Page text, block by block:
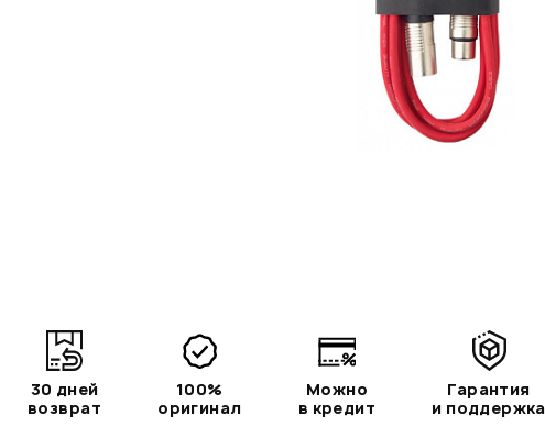
30 дней
возврат
100%
оригинал
Можно
в кредит
Гарантия
и поддержка